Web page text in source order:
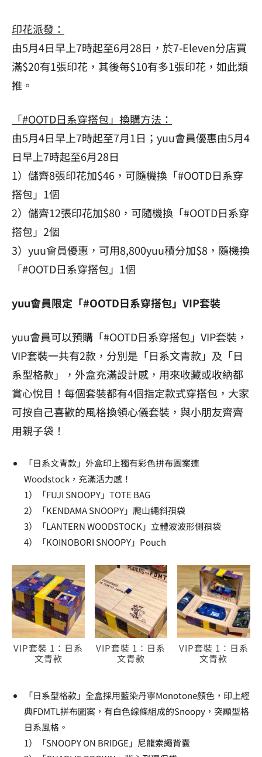
印花派發：
由5月4日早上7時起至6月28日，於7-Eleven分店買
滿$20有1張印花，其後每$10有多1張印花，如此類
推。
「#OOTD日系穿搭包」換購方法：
由5月4日早上7時起至7月1日；yuu會員優惠由5月4
日早上7時起至6月28日
1）儲齊8張印花加$46，可隨機換「#OOTD日系穿
搭包」1個
2）儲齊12張印花加$80，可隨機換「#OOTD日系穿
搭包」2個
3）yuu會員優惠，可用8,800yuu積分加$8，隨機換
「#OOTD日系穿搭包」1個
yuu會員限定「#OOTD日系穿搭包」VIP套裝
yuu會員可以預購「#OOTD日系穿搭包」VIP套裝，
VIP套裝一共有2款，分別是「日系文青款」及「日
系型格款」，外盒充滿設計感，用來收藏或收納都
賞心悅目！每個套裝都有4個指定款式穿搭包，大家
可按自己喜歡的風格換領心儀套裝，與小朋友齊齊
用親子袋！
「日系文青款」外盒印上獨有彩色拼布圖案連
Woodstock，充滿活力感！
1）「FUJI SNOOPY」TOTE BAG
2）「KENDAMA SNOOPY」爬山繩斜孭袋
3）「LANTERN WOODSTOCK」立體波波形側孭袋
4）「KOINOBORI SNOOPY」Pouch
VIP套裝 1：日系
文青款
VIP套裝 1：日系
文青款
VIP套裝 1：日系
文青款
「日系型格款」全盒採用藍染丹寧Monotone顏色，印上經
典FDMTL拼布圖案，有白色線條組成的Snoopy，突顯型格
日系風格。
1）「SNOOPY ON BRIDGE」尼龍索繩背囊